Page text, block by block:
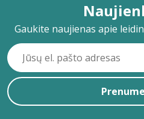
Gaukite naujienas apie